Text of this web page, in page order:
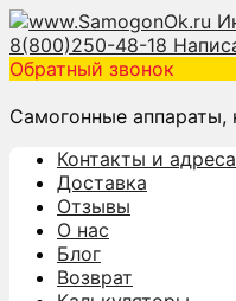
8(800)250-48-18
Обратный звонок
Самогонные аппараты,
Контакты и
Доставка
Отзывы
О нас
Блог
Возврат